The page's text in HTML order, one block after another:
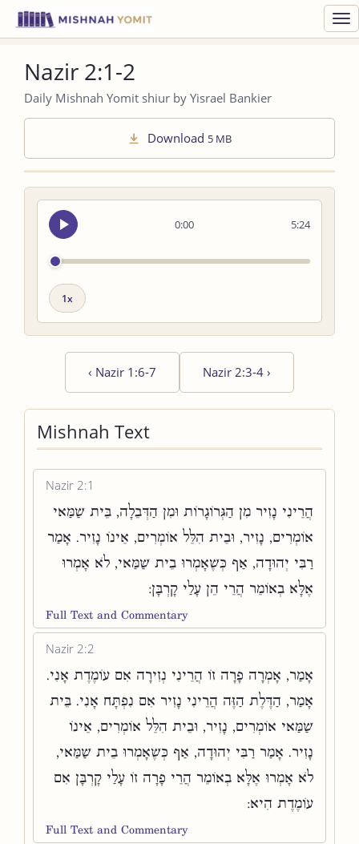
Nazir 2:1-2
Daily Mishnah Yomit shiur by Yisrael Bankier
Download 5 MB
0:00
Seek
audio
5:24
Playback
‹ Nazir 1:6-7 Nazir 2:3-4 ›
Mishnah Text
Nazir 2:1
הֲרֵינִי נָזִיר מִן הַגְּרוֹגָרוֹת וּמִן הַדְּבֵלָה, בֵּית שַׁמַּאי
אוֹמְרִים, נָזִיר, וּבֵית הִלֵּל אוֹמְרִים, אֵינוֹ נָזִיר. אָמַר
רַבִּי יְהוּדָה, אַף כְּשֶׁאָמְרוּ בֵית שַׁמַּאי, לֹא אָמְרוּ
אֶלָּא בְאוֹמֵר הֲרֵי הֵן עָלַי קָרְבָּן:
Full Text and Commentary
Nazir 2:2
אָמַר, אָמְרָה פָרָה זוֹ הֲרֵינִי נְזִירָה אִם עוֹמֶדֶת אָנִי.
אָמַר, הַדֶּלֶת הַזֶּה הֲרֵינִי נָזִיר אִם נִפְתָּח אָנִי. בֵּית
שַׁמַּאי אוֹמְרִים, נָזִיר, וּבֵית הִלֵּל אוֹמְרִים, אֵינוֹ
נָזִיר. אָמַר רַבִּי יְהוּדָה, אַף כְּשֶׁאָמְרוּ בֵית שַׁמַּאי,
לֹא אָמְרוּ אֶלָּא בְאוֹמֵר הֲרֵי פָרָה זוֹ עָלַי קָרְבָּן אִם
עוֹמֶדֶת הִיא:
Full Text and Commentary